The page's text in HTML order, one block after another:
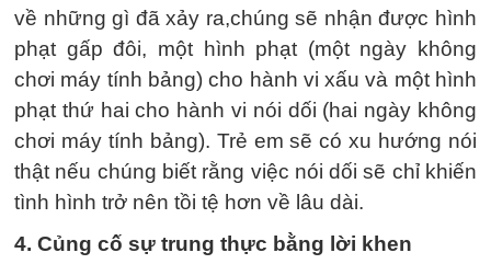
về những gì đã xảy ra,chúng sẽ nhận được hình
phạt gấp đôi, một hình phạt (một ngày không
chơi máy tính bảng) cho hành vi xấu và một hình
phạt thứ hai cho hành vi nói dối (hai ngày không
chơi máy tính bảng). Trẻ em sẽ có xu hướng nói
thật nếu chúng biết rằng việc nói dối sẽ chỉ khiến
tình hình trở nên tồi tệ hơn về lâu dài.
4. Củng cố sự trung thực bằng lời khen